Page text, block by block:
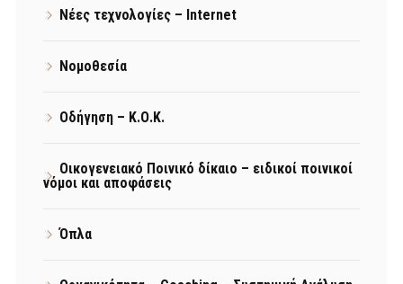
Νέες τεχνολογίες – Internet
Νομοθεσία
Οδήγηση – Κ.Ο.Κ.
Οικογενειακό Ποινικό δίκαιο – ειδικοί ποινικοί
νόμοι και αποφάσεις
Όπλα